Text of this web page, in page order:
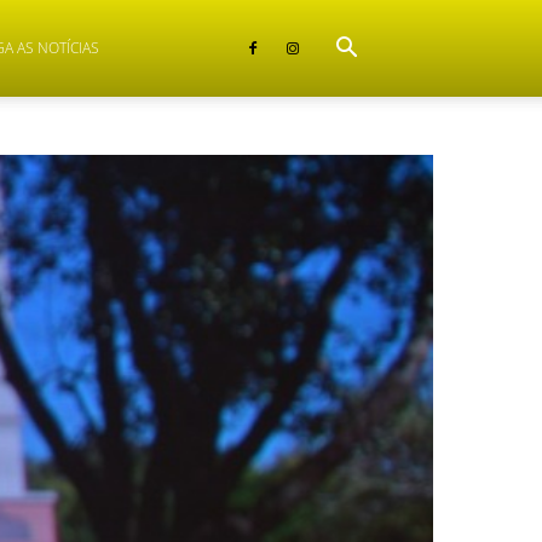
AS NOTÍCIAS